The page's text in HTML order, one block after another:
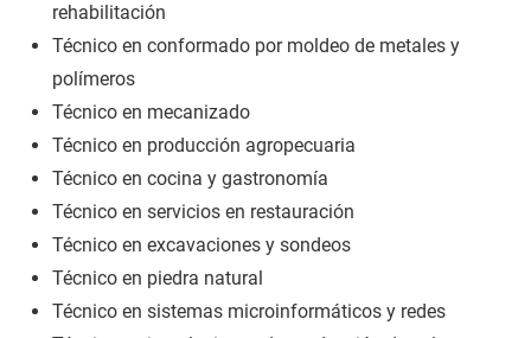
rehabilitación
Técnico en conformado por moldeo de metales y
polímeros
Técnico en mecanizado
Técnico en producción agropecuaria
Técnico en cocina y gastronomía
Técnico en servicios en restauración
Técnico en excavaciones y sondeos
Técnico en piedra natural
Técnico en sistemas microinformáticos y redes